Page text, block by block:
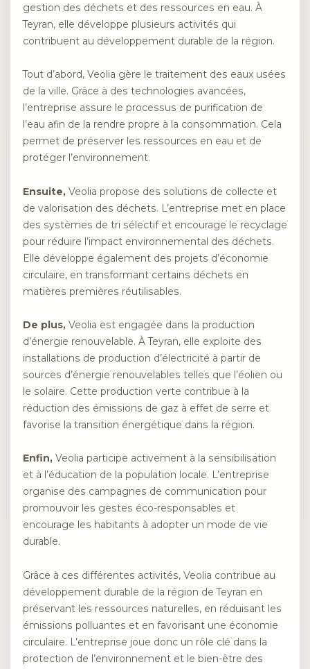
gestion des déchets et des ressources en eau. À
Teyran, elle développe plusieurs activités qui
contribuent au développement durable de la région.
Tout d’abord, Veolia gère le traitement des eaux usées
de la ville. Grâce à des technologies avancées,
l’entreprise assure le processus de purification de
l’eau afin de la rendre propre à la consommation. Cela
permet de préserver les ressources en eau et de
protéger l’environnement.
Ensuite, Veolia propose des solutions de collecte et
de valorisation des déchets. L’entreprise met en place
des systèmes de tri sélectif et encourage le recyclage
pour réduire l’impact environnemental des déchets.
Elle développe également des projets d’économie
circulaire, en transformant certains déchets en
matières premières réutilisables.
De plus, Veolia est engagée dans la production
d’énergie renouvelable. À Teyran, elle exploite des
installations de production d’électricité à partir de
sources d’énergie renouvelables telles que l’éolien ou
le solaire. Cette production verte contribue à la
réduction des émissions de gaz à effet de serre et
favorise la transition énergétique dans la région.
Enfin, Veolia participe activement à la sensibilisation
et à l’éducation de la population locale. L’entreprise
organise des campagnes de communication pour
promouvoir les gestes éco-responsables et
encourage les habitants à adopter un mode de vie
durable.
Grâce à ces différentes activités, Veolia contribue au
développement durable de la région de Teyran en
préservant les ressources naturelles, en réduisant les
émissions polluantes et en favorisant une économie
circulaire. L’entreprise joue donc un rôle clé dans la
protection de l’environnement et le bien-être des